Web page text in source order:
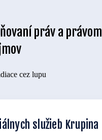
práv a právom
služieb Krupina